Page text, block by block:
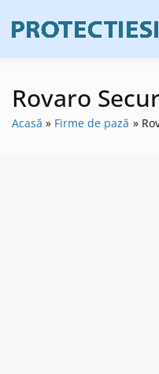
content
Rovaro
Acasă Firme de pază